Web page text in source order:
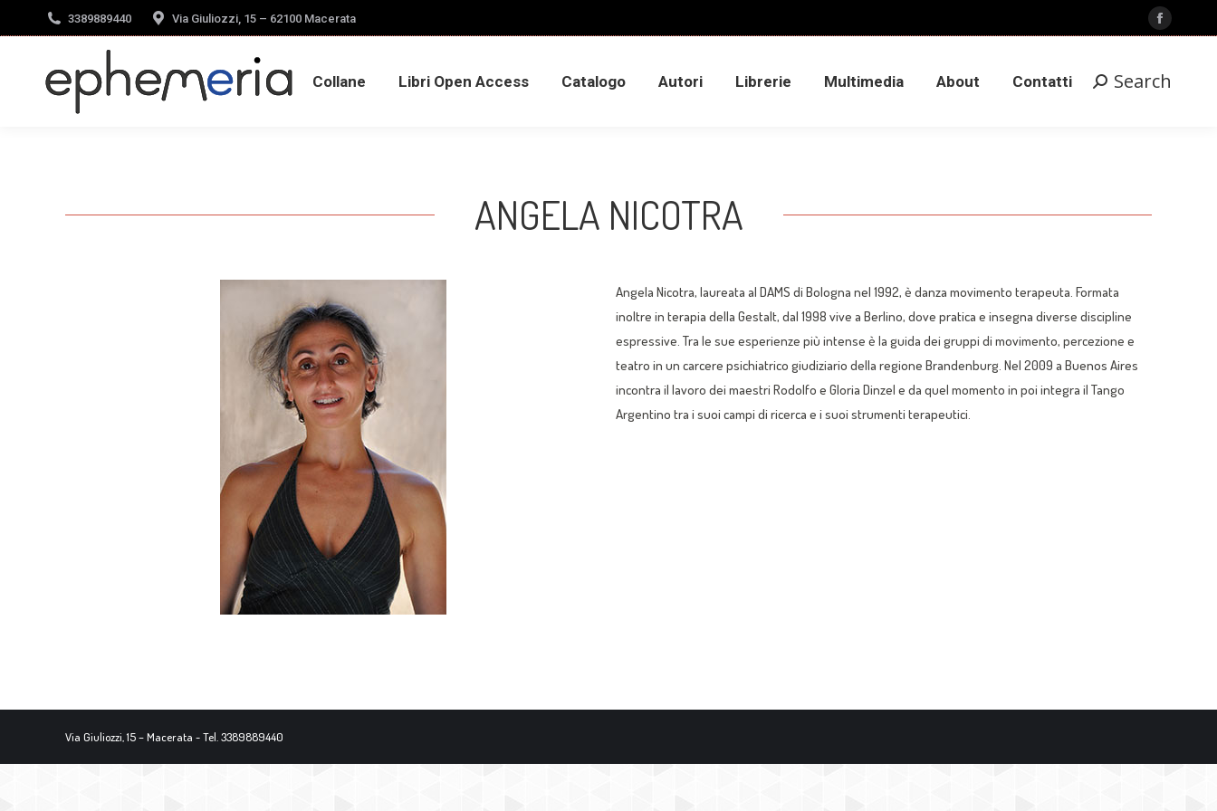
3389889440 Via Giuliozzi, 15 – 62100 Macerata
Facebook
opens
Collane Libri Open Access Catalogo Autori Librerie Multimedia About Contatti Search:Search
ANGELA NICOTRA
Angela Nicotra, laureata al DAMS di Bologna nel 1992, è danza movimento terapeuta. Formata
inoltre in terapia della Gestalt, dal 1998 vive a Berlino, dove pratica e insegna diverse discipline
espressive. Tra le sue esperienze più intense è la guida dei gruppi di movimento, percezione e
teatro in un carcere psichiatrico giudiziario della regione Brandenburg. Nel 2009 a Buenos Aires
incontra il lavoro dei maestri Rodolfo e Gloria Dinzel e da quel momento in poi integra il Tango
Argentino tra i suoi campi di ricerca e i suoi strumenti terapeutici.
Via Giuliozzi, 15 – Macerata - Tel. 3389889440
Collane Libri Open Access Catalogo Autori Librerie Multimedia About Contatti Search:Search